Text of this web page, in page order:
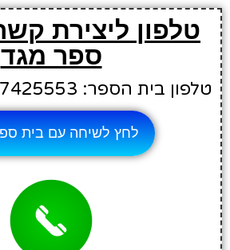
טלפון ליצירת
ספר מגד
טלפון בית הספר: 09-7425553
לחץ לשיחה עם בית